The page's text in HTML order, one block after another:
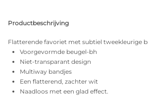
Productbeschrijving
Flatterende favoriet met subtiel tweekleurige
Voorgevormde beugel-bh
Niet-transparant design
Multiway bandjes
Een flatterend, zachter wit
Naadloos met een glad effect.